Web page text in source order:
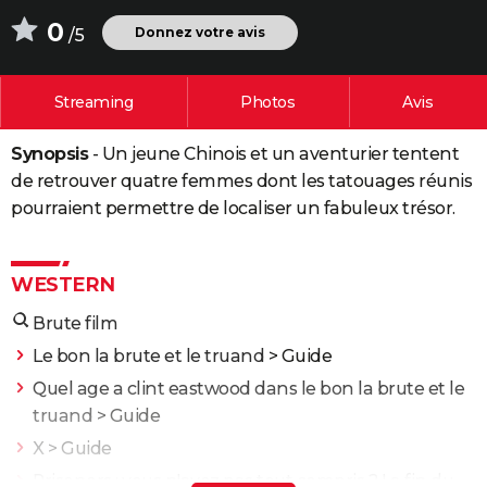
Destinations
City break
Voyage nature
Voyage de noces
Forum
Climat
+
PHOTO
CARTE DE VOEUX
Carte de Noël
Carte Bonne année
Carte Saint-Valentin
Carte Pâques
Carte d'anniversaire
DICTIONNAIRE
COPAINS D'AVANT
S'inscrire
Se connecter
Lycées
Collèges
Primaires
Universités
Entreprises
Service militaire
Avis de recherche
AVIS DE DÉCÈS
FORUM
Bricolage
Lifestyle
Culture
Sport
Auto
Television
Voyage
Cinema
0 /5 Donnez votre avis
Streaming Photos Avis
Synopsis- Un jeune Chinois et un aventurier tentent
de retrouver quatre femmes dont les tatouages réunis
pourraient permettre de localiser un fabuleux trésor.
WESTERN
Brute film
Le bon la brute et le truand > Guide
Quel age a clint eastwood dans le bon la brute et le
truand > Guide
X > Guide
Prisoners : vous n'avez pas tout compris ? La fin du